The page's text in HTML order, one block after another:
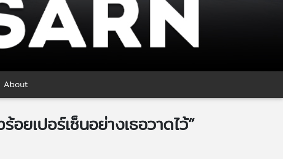
About
อยเปอร์เซ็นอย่างเธอวาดไว้”